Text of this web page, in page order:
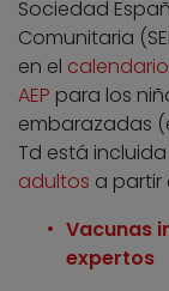
Sociedad
Comunitaria
en el
AEP para los
embarazadas
Td está
adultos a partir
Vacunas
expertos